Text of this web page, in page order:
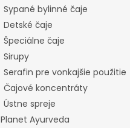
Sypané bylinné čaje
Detské čaje
Špeciálne čaje
Sirupy
Serafin pre vonkajšie použitie
Čajové koncentráty
Ústne spreje
Planet Ayurveda